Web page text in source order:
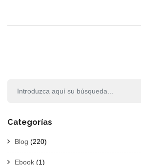
Categorías
Blog (220)
Ebook (1)